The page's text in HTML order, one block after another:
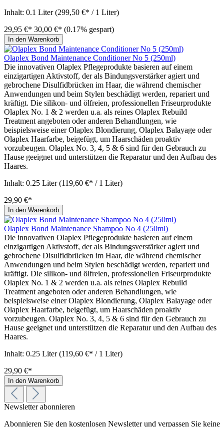
Inhalt: 0.1 Liter(299,50 €* / 1 Liter)
29,95 €* 30,00 €* (0.17% gespart)
In den Warenkorb
Olaplex Bond Maintenance Conditioner No 5 (250ml)
Die innovativen Olaplex Pflegeprodukte basieren auf einem
einzigartigen Aktivstoff, der als Bindungsverstärker agiert und
gebrochene Disulfidbrücken im Haar, die während chemischer
Anwendungen und beim Stylen beschädigt werden, repariert und
kräftigt. Die silikon- und ölfreien, professionellen Friseurprodukte
Olaplex No. 1 & 2 werden u.a. als reines Olaplex Rebuild
Treatment angeboten oder anderen Behandlungen, wie
beispielsweise einer Olaplex Blondierung, Olaplex Balayage oder
Olaplex Haarfarbe, beigefügt, um Haarschäden proaktiv
vorzubeugen. Olaplex No. 3, 4, 5 & 6 sind für den Gebrauch zu
Hause geeignet und unterstützen die Reparatur und den Aufbau des
Haares.
Inhalt: 0.25 Liter(119,60 €* / 1 Liter)
29,90 €*
In den Warenkorb
Olaplex Bond Maintenance Shampoo No 4 (250ml)
Die innovativen Olaplex Pflegeprodukte basieren auf einem
einzigartigen Aktivstoff, der als Bindungsverstärker agiert und
gebrochene Disulfidbrücken im Haar, die während chemischer
Anwendungen und beim Stylen beschädigt werden, repariert und
kräftigt. Die silikon- und ölfreien, professionellen Friseurprodukte
Olaplex No. 1 & 2 werden u.a. als reines Olaplex Rebuild
Treatment angeboten oder anderen Behandlungen, wie
beispielsweise einer Olaplex Blondierung, Olaplex Balayage oder
Olaplex Haarfarbe, beigefügt, um Haarschäden proaktiv
vorzubeugen. Olaplex No. 3, 4, 5 & 6 sind für den Gebrauch zu
Hause geeignet und unterstützen die Reparatur und den Aufbau des
Haares.
Inhalt: 0.25 Liter(119,60 €* / 1 Liter)
29,90 €*
In den Warenkorb
Newsletter abonnieren
Abonnieren Sie den kostenlosen Newsletter und verpassen Sie keine